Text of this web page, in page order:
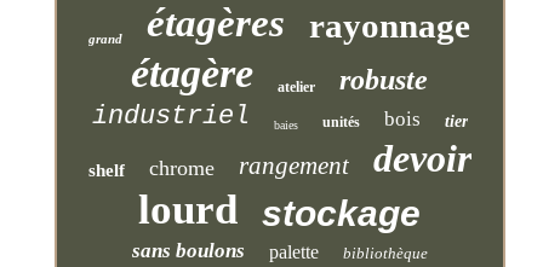
grand étagères rayonnage
étagère atelier robuste
industriel baies unités bois tier
shelf chrome rangement devoir
lourd stockage
sans boulons palette bibliothèque